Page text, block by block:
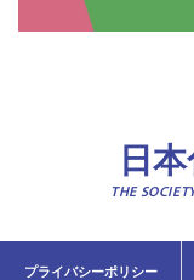
日
THE
プライバシーポリシー